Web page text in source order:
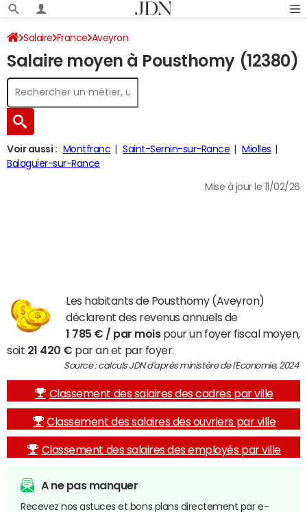
Salaire France Aveyron
Salaire moyen à Pousthomy (12380)
Voir aussi : Montfranc Saint-Sernin-sur-Rance
Miolles
Balaguier-sur-Rance
Mise à jour le 11/02/26
Les habitants de Pousthomy (Aveyron)
déclarent des revenus annuels de
1 785 € / par moispour un foyer fiscal moyen,
soit 21 420 € par an et par foyer.
Source : calculs JDN d'après ministère de l'Economie, 2024
Classement des salaires des cadres par ville
Classement des salaires des ouvriers par ville
Classement des salaires des employés par ville
A ne pas manquer
Recevez nos astuces et bons plans directement par e-